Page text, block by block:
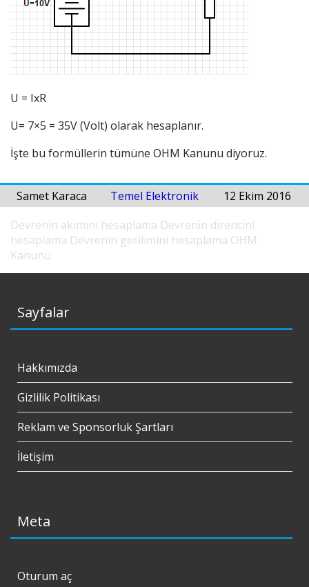
U = IxR
U= 7×5 = 35V (Volt) olarak hesaplanır.
İşte bu formüllerin tümüne OHM Kanunu diyoruz.
Samet Karaca Temel Elektronik
12 Ekim 2016
Devrenin akımını hesaplama Devrenin direncini
hesaplama Devrenin gerilimini hesaplama OHM
Kanunu
Sayfalar
Hakkımızda
Gizlilik Politikası
Reklam ve Sponsorluk Şartları
İletişim
Meta
Oturum aç